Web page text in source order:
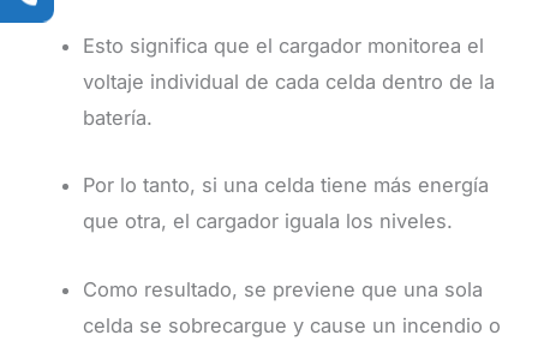
Esto significa que el cargador monitorea el
voltaje individual de cada celda dentro de la
batería.
Por lo tanto, si una celda tiene más energía
que otra, el cargador iguala los niveles.
Como resultado, se previene que una sola
celda se sobrecargue y cause un incendio o